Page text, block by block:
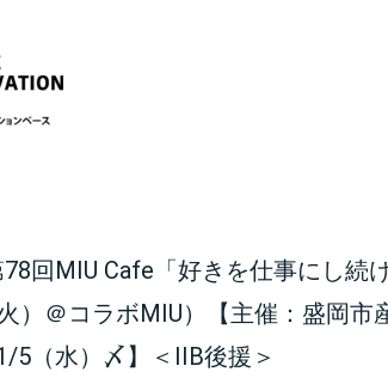
78回MIU Cafe「好きを仕事にし
）＠コラボMIU）【主催：盛岡
5（水）〆】＜IIB後援＞